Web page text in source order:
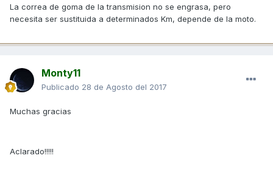
La correa de goma de la transmision no se engrasa, pero
necesita ser sustituida a determinados Km, depende de la moto.
Monty11
Publicado 28 de Agosto del 2017
Muchas gracias
Aclarado!!!!!